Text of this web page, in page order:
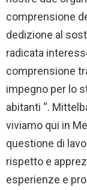
comprensione
dedizione al
radicata
comprensione
impegno per lo
abitanti “.
viviamo qui in
questione di
rispetto e
esperienze e